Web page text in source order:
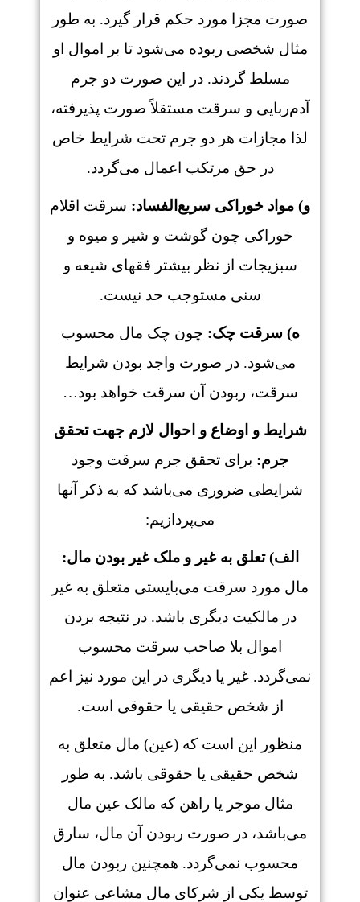
صورت مجزا مورد حکم قرار گیرد. به طور
مثال شخصی ربوده می‌شود تا بر اموال او
مسلط گردند. در این صورت دو جرم
آدم‌ربایی و سرقت مستقلاً صورت پذیرفته،
لذا مجازات هر دو جرم تحت شرایط خاص
در حق مرتکب اعمال می‌گردد.
و) مواد خوراکی سریع‌الفساد: سرقت اقلام
خوراکی چون گوشت و شیر و میوه و
سبزیجات از نظر بیشتر فقهای شیعه و
سنی مستوجب حد نیست.
ه) سرقت چک: چون چک مال محسوب
می‌شود. در صورت واجد بودن شرایط
سرقت، ربودن آن سرقت خواهد بود…
شرایط و اوضاع و احوال لازم جهت تحقق
جرم: برای تحقق جرم سرقت وجود
شرایطی ضروری می‌باشد که به ذکر آنها
می‌پردازیم:
الف) تعلق به غیر و ملک غیر بودن مال:
مال مورد سرقت می‌بایستی متعلق به غیر
در مالکیت دیگری باشد. در نتیجه بردن
اموال بلا صاحب سرقت محسوب
نمی‌گردد. غیر یا دیگری در این مورد نیز اعم
از شخص حقیقی یا حقوقی است.
منظور این است که (عین) مال متعلق به
شخص حقیقی یا حقوقی باشد. به طور
مثال موجر یا راهن که مالک عین مال
می‌باشد، در صورت ربودن آن مال، سارق
محسوب نمی‌گردد. همچنین ربودن مال
توسط یکی از شرکای مال مشاعی عنوان